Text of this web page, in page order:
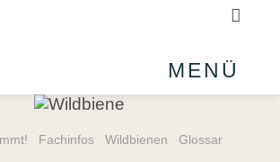
MENÜ
Fachinfos Wildbienen
Glossar